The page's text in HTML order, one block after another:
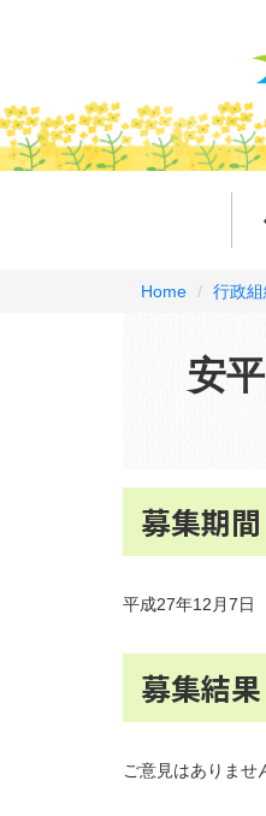
Home 行政
安
募集期間
平成27年12月7
募集結果
ご意見はありませ